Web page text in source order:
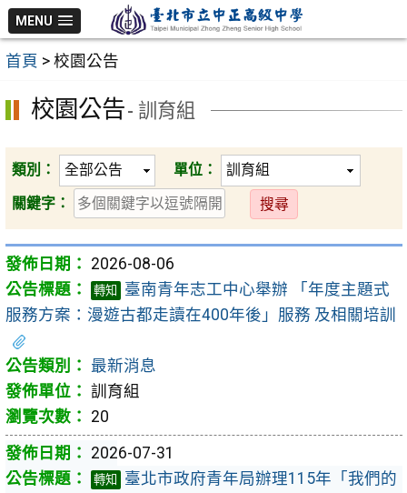
跳
至
主
區
MENU
首頁 > 校園公告
校園公告- 訓育組
類別：
單位：
關鍵字：
送
出
2026-08-06
轉知
臺南青年志工中心舉辦 「年度主題式
服務方案：漫遊古都走讀在400年後」服務 及相關培訓
最新消息
訓育組
20
2026-07-31
轉知
臺北市政府青年局辦理115年「我們的